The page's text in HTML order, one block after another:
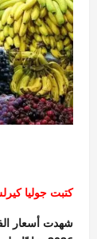
كتبت جوليا